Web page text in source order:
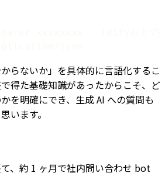
らないか」を具体的に言語化するこ
得た基礎知識があったからこそ、ど
を明確にでき、生成 AI への質問も
います。
、約 1 ヶ月で社内問い合わせ bot